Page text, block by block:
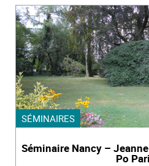
SÉMINAIRES
Séminaire Nancy –
Po